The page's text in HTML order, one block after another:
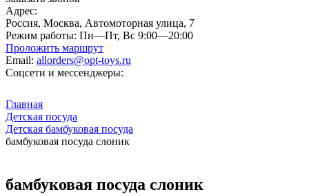
Адрес:
Россия, Москва, Автомоторная улица, 7
Режим работы: Пн—Пт, Вс 9:00—20:00
Проложить маршрут
Email: allorders@opt-toys.ru
Соцсети и мессенджеры:
Главная
Детская посуда
Детская бамбуковая посуда
бамбуковая посуда слоник
бамбуковая посуда слоник